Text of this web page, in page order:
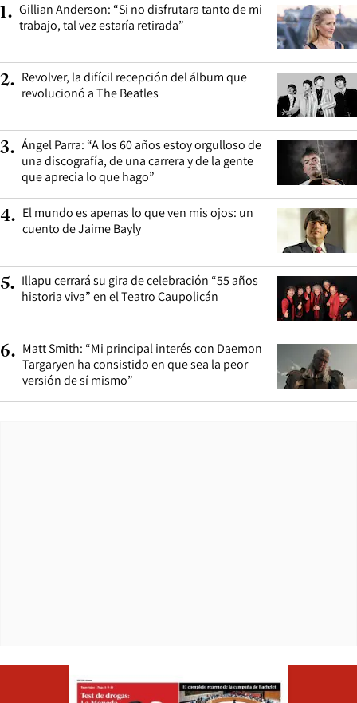
1. Gillian Anderson: “Si no disfrutara tanto de mi
trabajo, tal vez estaría retirada”
2. Revolver, la difícil recepción del álbum que
revolucionó a The Beatles
3. Ángel Parra: “A los 60 años estoy orgulloso de
una discografía, de una carrera y de la gente
que aprecia lo que hago”
4. El mundo es apenas lo que ven mis ojos: un
cuento de Jaime Bayly
5. Illapu cerrará su gira de celebración “55 años
historia viva” en el Teatro Caupolicán
6. Matt Smith: “Mi principal interés con Daemon
Targaryen ha consistido en que sea la peor
versión de sí mismo”